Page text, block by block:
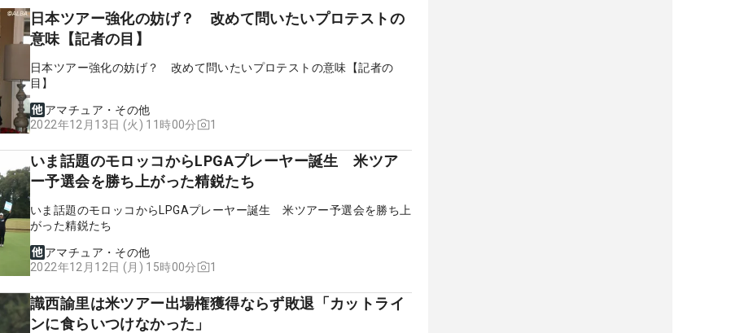
日本ツアー強化の妨げ？ 改めて問いたいプロテストの
意味【記者の目】
日本ツアー強化の妨げ？ 改めて問いたいプロテストの意味【記者の
目】
アマチュア・その他
2022年12月13日 (火) 11時00分
1
いま話題のモロッコからLPGAプレーヤー誕生 米ツア
ー予選会を勝ち上がった精鋭たち
いま話題のモロッコからLPGAプレーヤー誕生 米ツアー予選会を勝ち上
がった精鋭たち
アマチュア・その他
2022年12月12日 (月) 15時00分
1
識西諭里は米ツアー出場権獲得ならず敗退「カットライ
ンに食らいつけなかった」